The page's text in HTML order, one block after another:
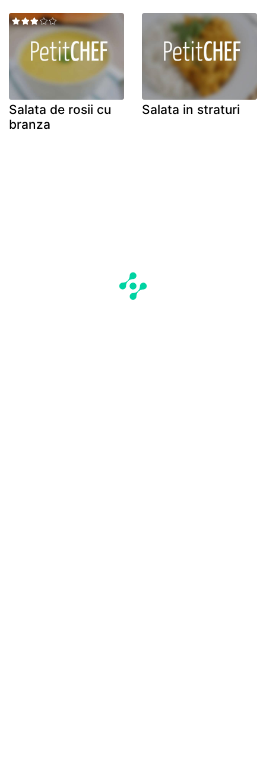
Salata de rosii cu
branza
Salata in straturi